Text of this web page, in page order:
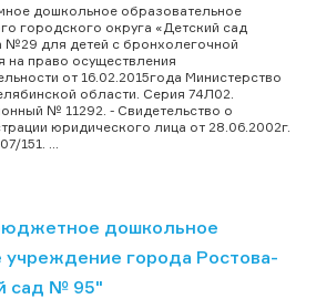
дошкольное образовательное
городского округа «Детский сад
№29 для детей с бронхолегочной
на право осуществления
от 16.02.2015года Министерство
области. Серия 74Л02.
№ 11292. - Свидетельство о
юридического лица от 28.06.2002г.
151. ...
дошкольное
учреждение города Ростова-
сад № 95"